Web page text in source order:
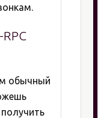
обычный